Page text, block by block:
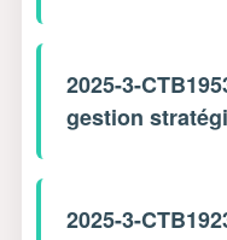
2025-3-
gestion
2025-3-